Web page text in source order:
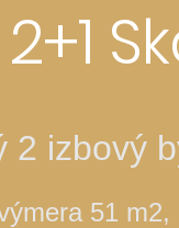
2+1
2 izbový
51 m2,